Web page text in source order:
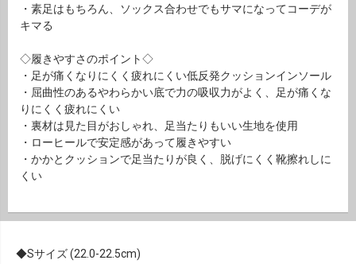
・素足はもちろん、ソックス合わせでもサマになってコーデが
キマる
◇履きやすさのポイント◇
・足が痛くなりにくく疲れにくい低反発クッションインソール
・屈曲性のあるやわらかい底で力の吸収力がよく、足が痛くな
りにくく疲れにくい
・裏材は見た目がおしゃれ、足当たりもいい生地を使用
・ローヒールで安定感があって履きやすい
・かかとクッションで足当たりが良く、脱げにくく靴擦れしに
くい
Sサイズ (22.0-22.5cm)